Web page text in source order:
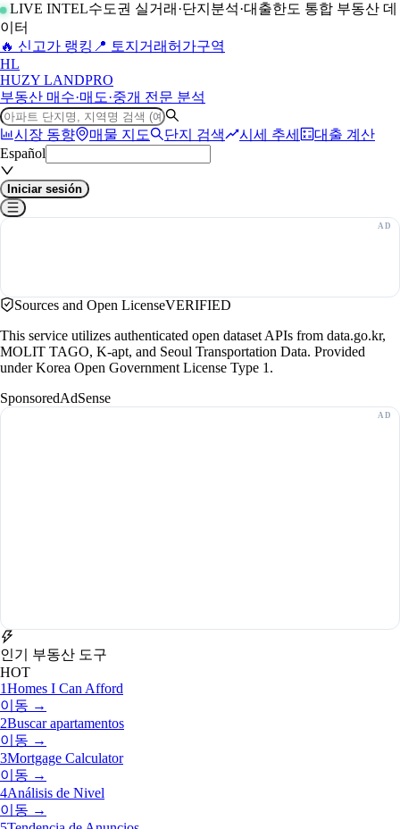
LIVE INTEL수도권 실거래·단지분석·대출한도 통합 부동산 데
이터
🔥 신고가 랭킹 📍 토지거래허가구역
HL
HUZY LANDPRO
부동산 매수·매도·중개 전문 분석
시장 동향 매물 지도 단지 검색 시세 추세
대출 계산
Español
Iniciar sesión
Sources and Open LicenseVERIFIED
This service utilizes authenticated open dataset APIs from data.go.kr,
MOLIT TAGO, K-apt, and Seoul Transportation Data. Provided
under Korea Open Government License Type 1.
SponsoredAdSense
인기 부동산 도구
HOT
1Homes I Can Afford
이동 →
2Buscar apartamentos
이동 →
3Mortgage Calculator
이동 →
4Análisis de Nivel
이동 →